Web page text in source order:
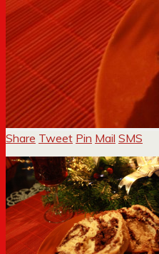
Share Tweet Pin Mail SMS